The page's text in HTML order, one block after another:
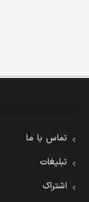
تماس با ما
تبلیغات
اشتراک